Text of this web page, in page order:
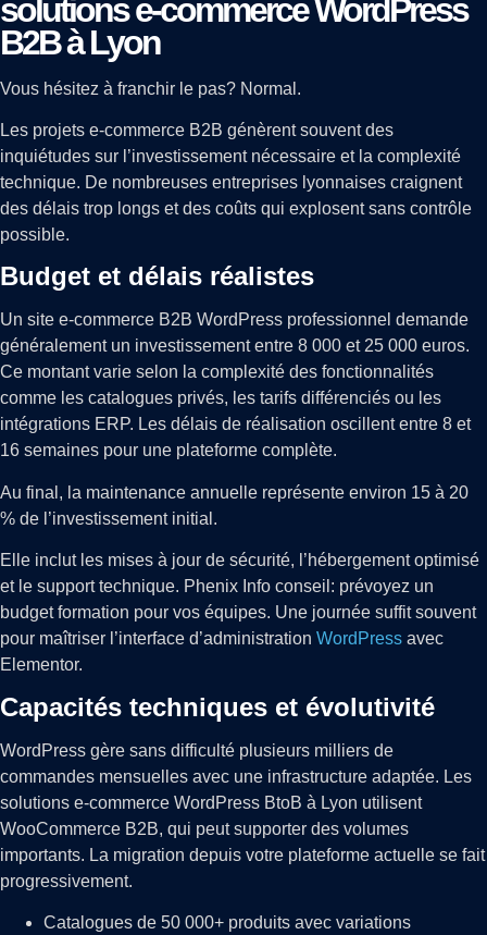
solutions e-commerce WordPress
B2B à Lyon
Vous hésitez à franchir le pas? Normal.
Les projets e-commerce B2B génèrent souvent des
inquiétudes sur l’investissement nécessaire et la complexité
technique. De nombreuses entreprises lyonnaises craignent
des délais trop longs et des coûts qui explosent sans contrôle
possible.
Budget et délais réalistes
Un site e-commerce B2B WordPress professionnel demande
généralement un investissement entre 8 000 et 25 000 euros.
Ce montant varie selon la complexité des fonctionnalités
comme les catalogues privés, les tarifs différenciés ou les
intégrations ERP. Les délais de réalisation oscillent entre 8 et
16 semaines pour une plateforme complète.
Au final, la maintenance annuelle représente environ 15 à 20
% de l’investissement initial.
Elle inclut les mises à jour de sécurité, l’hébergement optimisé
et le support technique. Phenix Info conseil: prévoyez un
budget formation pour vos équipes. Une journée suffit souvent
pour maîtriser l’interface d’administration WordPress avec
Elementor.
Capacités techniques et évolutivité
WordPress gère sans difficulté plusieurs milliers de
commandes mensuelles avec une infrastructure adaptée. Les
solutions e-commerce WordPress BtoB à Lyon utilisent
WooCommerce B2B, qui peut supporter des volumes
importants. La migration depuis votre plateforme actuelle se fait
progressivement.
Catalogues de 50 000+ produits avec variations